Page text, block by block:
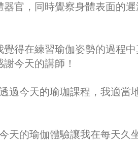
官，同時覺察身體表面的
得在練習瑜伽姿勢的過程
今天的講師！
過今天的瑜珈課程，我適當
天的瑜伽體驗讓我在每天久